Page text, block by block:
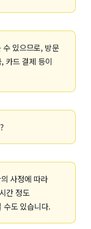
있으므로, 방문
카드 결제 등이
사정에 따라
간 정도
수도 있습니다.